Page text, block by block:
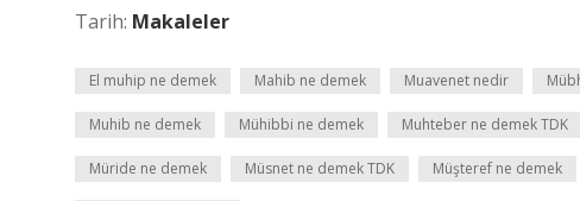
Tarih: Makaleler
El muhip ne demek Mahib ne demek Muavenet nedir
Muhib ne demek Mühibbi ne demek Muhteber ne demek TDK
Müride ne demek Müsnet ne demek TDK Müşteref ne demek